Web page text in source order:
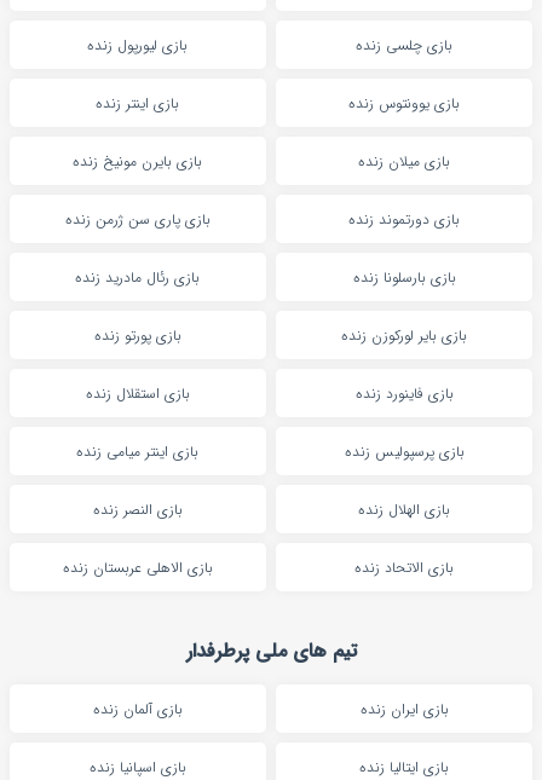
بازی چلسی زنده بازی لیورپول زنده
بازی یوونتوس زنده بازی اینتر زنده
بازی میلان زنده بازی بایرن مونیخ زنده
بازی دورتموند زنده بازی پاری سن ژرمن زنده
بازی بارسلونا زنده بازی رئال مادرید زنده
بازی بایر لورکوزن زنده بازی پورتو زنده
بازی فاینورد زنده بازی استقلال زنده
بازی پرسپولیس زنده بازی اینتر میامی زنده
بازی الهلال زنده بازی النصر زنده
بازی الاتحاد زنده بازی الاهلی عربستان زنده
تیم های ملی پرطرفدار
بازی ایران زنده بازی آلمان زنده
بازی ایتالیا زنده بازی اسپانیا زنده